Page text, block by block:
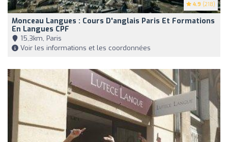
4.9 (218)
Monceau Langues : Cours D'anglais Paris Et Formations
En Langues CPF
15,3km, Paris
Voir les informations et les coordonnées